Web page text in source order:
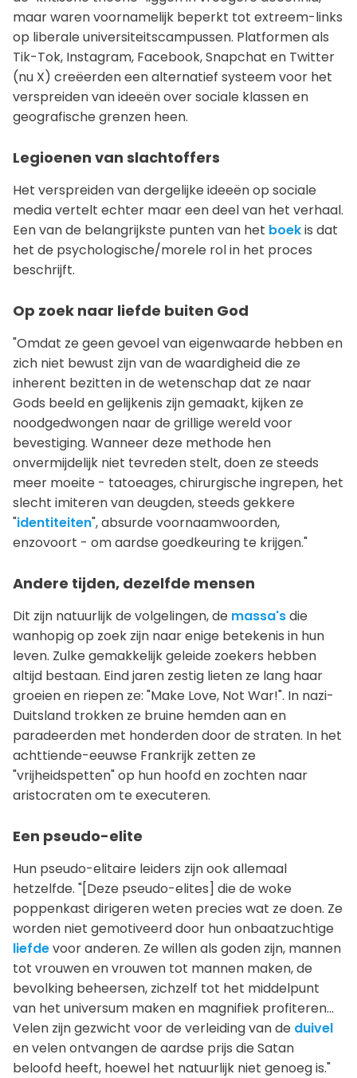
maar waren voornamelijk beperkt tot extreem-links
op liberale universiteitscampussen. Platformen als
Tik-Tok, Instagram, Facebook, Snapchat en Twitter
(nu X) creëerden een alternatief systeem voor het
verspreiden van ideeën over sociale klassen en
geografische grenzen heen.
Legioenen van slachtoffers
Het verspreiden van dergelijke ideeën op sociale
media vertelt echter maar een deel van het verhaal.
Een van de belangrijkste punten van het boekis dat
het de psychologische/morele rol in het proces
beschrijft.
Op zoek naar liefde buiten God
"Omdat ze geen gevoel van eigenwaarde hebben en
zich niet bewust zijn van de waardigheid die ze
inherent bezitten in de wetenschap dat ze naar
Gods beeld en gelijkenis zijn gemaakt, kijken ze
noodgedwongen naar de grillige wereld voor
bevestiging. Wanneer deze methode hen
onvermijdelijk niet tevreden stelt, doen ze steeds
meer moeite - tatoeages, chirurgische ingrepen, het
slecht imiteren van deugden, steeds gekkere
"identiteiten", absurde voornaamwoorden,
enzovoort - om aardse goedkeuring te krijgen."
Andere tijden, dezelfde mensen
Dit zijn natuurlijk de volgelingen, de massa'sdie
wanhopig op zoek zijn naar enige betekenis in hun
leven. Zulke gemakkelijk geleide zoekers hebben
altijd bestaan. Eind jaren zestig lieten ze lang haar
groeien en riepen ze: "Make Love, Not War!". In nazi-
Duitsland trokken ze bruine hemden aan en
paradeerden met honderden door de straten. In het
achttiende-eeuwse Frankrijk zetten ze
"vrijheidspetten" op hun hoofd en zochten naar
aristocraten om te executeren.
Een pseudo-elite
Hun pseudo-elitaire leiders zijn ook allemaal
hetzelfde. "[Deze pseudo-elites] die de woke
poppenkast dirigeren weten precies wat ze doen. Ze
worden niet gemotiveerd door hun onbaatzuchtige
liefdevoor anderen. Ze willen als goden zijn, mannen
tot vrouwen en vrouwen tot mannen maken, de
bevolking beheersen, zichzelf tot het middelpunt
van het universum maken en magnifiek profiteren...
Velen zijn gezwicht voor de verleiding van de duivel
en velen ontvangen de aardse prijs die Satan
beloofd heeft, hoewel het natuurlijk niet genoeg is."